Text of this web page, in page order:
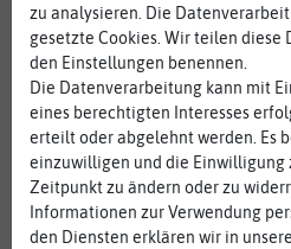
MicroGreen – Sprossen für
Microgreens werden derzeit als
Keimlingen steckt die volle
so gesund machen. Die Keimlinge
einfach auf jeder Fensterbank
hat. Microgreens sind die
Keimlinge oder Sprossen, die nur
Keimlinge können Sie schon nach
frisch verzehren.
zu analysieren. Die
gesetzte Cookies. Wir teilen
den Einstellungen benennen.
Die Datenverarbeitung kann mit
eines berechtigten Interesses
erteilt oder abgelehnt werden. Es
einzuwilligen und die Einwilligung
Zeitpunkt zu ändern oder zu
Informationen zur Verwendung
den Diensten erklären wir in